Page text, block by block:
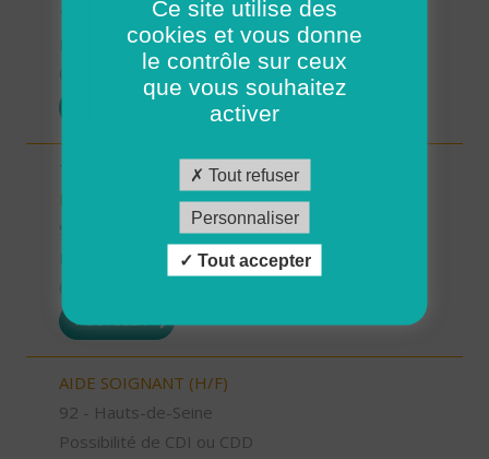
Possibilité de CDI ou CDD
01/08/2026
TECHNICIEN D’INTERVENTION SOCIALE ET
FAMILIALE (H/F)
93 - Seine-Saint-Denis
Possibilité de CDI ou CDD
POSTULER
AIDE SOIGNANT (H/F)
92 - Hauts-de-Seine
Possibilité de CDI ou CDD
Ce site utilise des
cookies et vous donne
le contrôle sur ceux
que vous souhaitez
activer
Tout refuser
Personnaliser
Tout accepter